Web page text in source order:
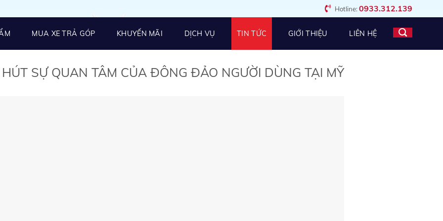
Hotline:0933.312.139
MUA XE TRẢ GÓP KHUYẾN MÃI DỊCH VỤ TIN TỨC GIỚI THIỆU LIÊN HỆ
SỰ QUAN TÂM CỦA ĐÔNG ĐẢO NGƯỜI DÙNG TẠI MỸ